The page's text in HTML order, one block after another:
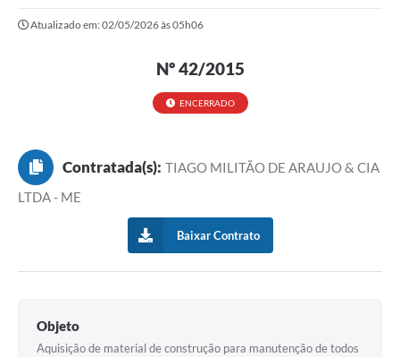
Atualizado em: 02/05/2026 às 05h06
Nº 42/2015
ENCERRADO
Contratada(s): TIAGO MILITÃO DE ARAUJO & CIA
LTDA - ME
Baixar Contrato
Objeto
Aquisição de material de construção para manutenção de todos